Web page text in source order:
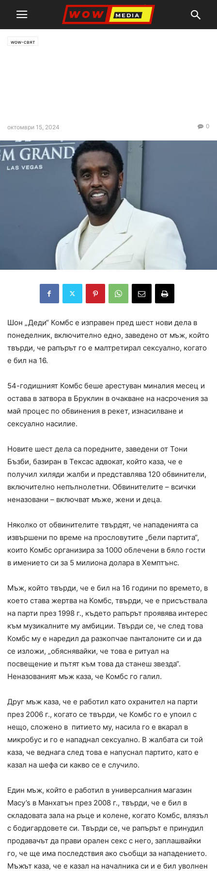
wow-свят
октомври 15, 2024 0
Шон „Деди“ Комбс е изправен пред шест нови дела в
понеделник, включително едно, заведено от мъж, който
твърди, че рапърът го е малтретирал сексуално, когато
е бил на 16.
54-годишният Комбс беше арестуван миналия месец и
остава в затвора в Бруклин в очакване на насрочения за
май процес по обвинения в рекет, изнасилване и
сексуално насилие.
Новите шест дела са поредните, заведени от Тони
Бъзби, базиран в Тексас адвокат, който каза, че е
получил хиляди жалби и представлява 120 обвинители,
включително непълнолетни. Обвинителите – всички
неназовани – включват мъже, жени и деца.
Няколко от обвинителите твърдят, че нападенията са
извършени по време на прословутите „бели партита“,
които Комбс организира за 1000 облечени в бяло гости
в имението си за 5 милиона долара в Хемптънс.
Мъж, който твърди, че е бил на 16 години по времето, в
което става жертва на Комбс, твърди, че е присъствала
на парти през 1998 г., където рапърът проявява интерес
към музикалните му амбиции. Твърди се, че след това
Комбс му е наредил да разкопчае панталоните си и да
се изложи, „обяснявайки, че това е ритуал на
посвещение и пътят към това да станеш звезда“.
Неназованият мъж каза, че Комбс го галил.
Друг мъж каза, че е работил като охранител на парти
през 2006 г., когато се твърди, че Комбс го е упоил с
нещо, сложено в питието му, насила го е вкарал в
микробус и го е нападнал сексуално. В жалбата си той
каза, че веднага след това е напуснал партито, като е
казал на шефа си какво се е случило.
Един мъж, който е работил в универсалния магазин
Macy’s в Манхатън през 2008 г., твърди, че е бил в
складовата зала на ръце и колене, когато Комбс, влязъл
с бодигардовете си. Твърди се, че рапърът е принудил
продавачът да прави орален секс с него, заплашвайки
го, че ще има последствия ако съобщи за нападението.
Мъжът каза, че е казал на началника си и е бил уволнен